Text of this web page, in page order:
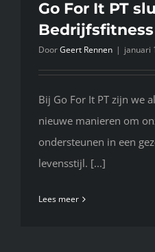
Go For It PT
DoorGeert Rennen | januari
Bij Go For It PT zijn we
nieuwe manieren om
ondersteunen in een
levensstijl. [...]
Lees meer